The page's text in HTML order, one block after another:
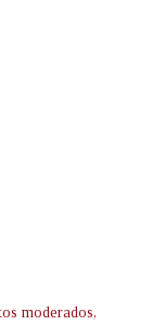
moderados,